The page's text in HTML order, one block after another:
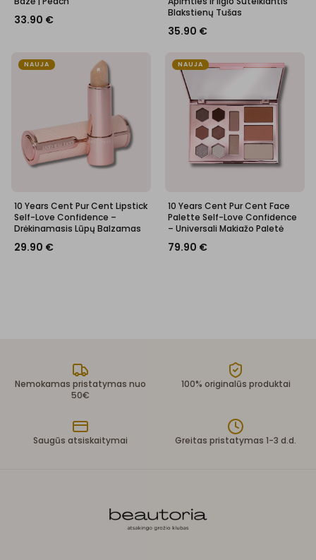
33.90 €
Blakstienų Tušas
35.90 €
NAUJA
10 Years Cent Pur Cent Lipstick
Self-Love Confidence –
Drėkinamasis Lūpų Balzamas
29.90 €
NAUJA
10 Years Cent Pur Cent Face
Palette Self-Love Confidence
– Universali Makiažo Paletė
79.90 €
Nemokamas pristatymas nuo
50€
100% originalūs produktai
Saugūs atsiskaitymai Greitas pristatymas 1-3 d.d.